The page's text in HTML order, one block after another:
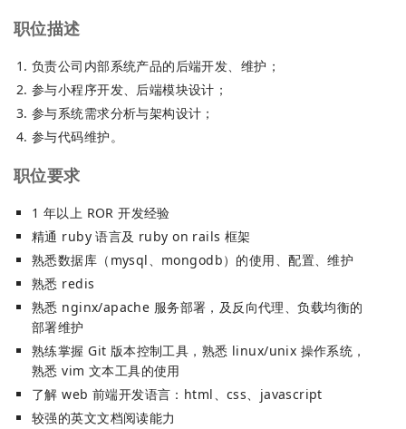
职位描述
负责公司内部系统产品的后端开发、维护；
参与小程序开发、后端模块设计；
参与系统需求分析与架构设计；
参与代码维护。
职位要求
1 年以上 ROR 开发经验
精通 ruby 语言及 ruby on rails 框架
熟悉数据库（mysql、mongodb）的使用、配置、维护
熟悉 redis
熟悉 nginx/apache 服务部署，及反向代理、负载均衡的
部署维护
熟练掌握 Git 版本控制工具，熟悉 linux/unix 操作系统，
熟悉 vim 文本工具的使用
了解 web 前端开发语言：html、css、javascript
较强的英文文档阅读能力